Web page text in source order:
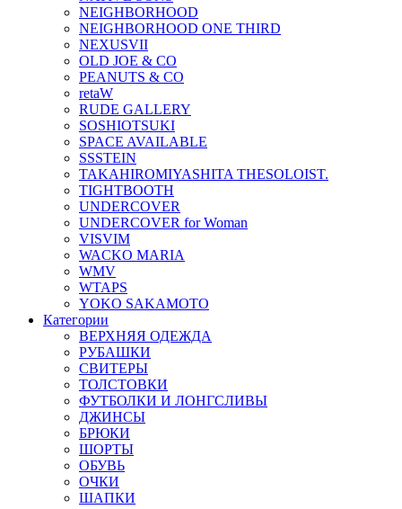
NEIGHBORHOOD
NEIGHBORHOOD ONE THIRD
NEXUSVII
OLD JOE & CO
PEANUTS & CO
retaW
RUDE GALLERY
SOSHIOTSUKI
SPACE AVAILABLE
SSSTEIN
TAKAHIROMIYASHITA THESOLOIST.
TIGHTBOOTH
UNDERCOVER
UNDERCOVER for Woman
VISVIM
WACKO MARIA
WMV
WTAPS
YOKO SAKAMOTO
Категории
ВЕРХНЯЯ ОДЕЖДА
РУБАШКИ
СВИТЕРЫ
ТОЛСТОВКИ
ФУТБОЛКИ И ЛОНГСЛИВЫ
ДЖИНСЫ
БРЮКИ
ШОРТЫ
ОБУВЬ
ОЧКИ
ШАПКИ